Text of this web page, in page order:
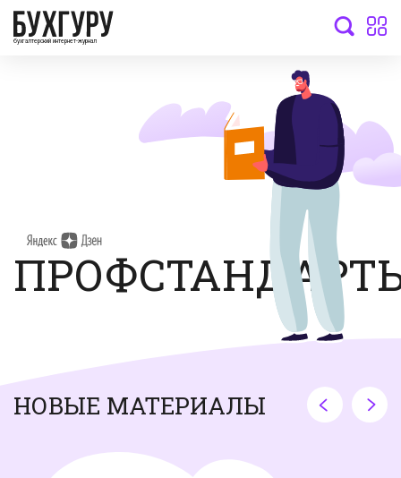
бухгалтерский интернет-журнал
НОВЫЕ МАТЕРИАЛЫ